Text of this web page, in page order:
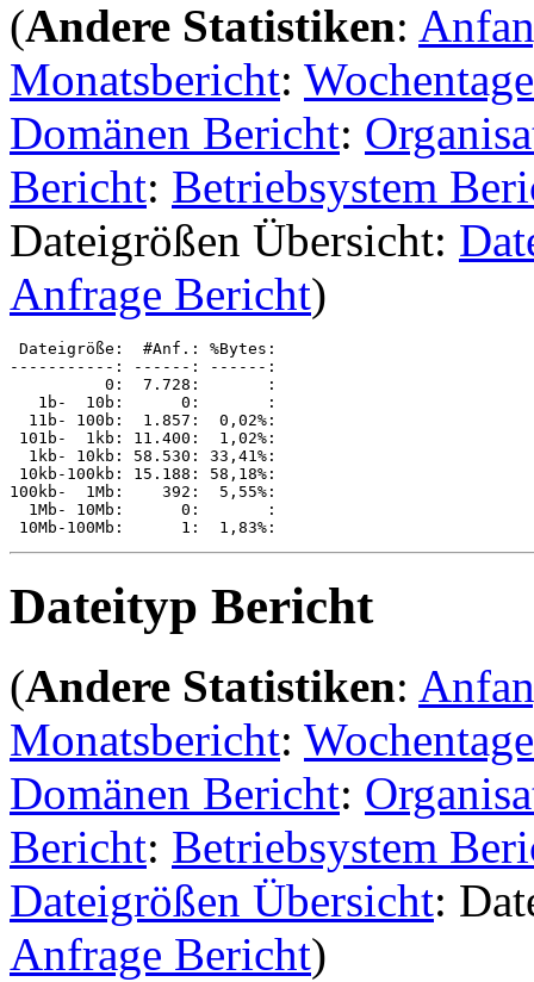
(Andere Statistiken:
Monatsbericht:
Domänen Bericht:
Bericht: Betriebsystem
Dateigrößen Übersicht:
Anfrage Bericht)
Dateigröße:  #Anf.: %Bytes:
-----------: ------: ------:
          0:  7.728:       :
   1b-  10b:      0:       :
  11b- 100b:  1.857:  0,02%:
101b-  1kb: 11.400:  1,02%:
  1kb- 10kb: 58.530: 33,41%:
10kb-100kb: 15.188: 58,18%:
100kb-  1Mb:    392:  5,55%:
  1Mb- 10Mb:      0:       :
Dateityp Bericht
(Andere Statistiken:
Monatsbericht:
Domänen Bericht:
Bericht: Betriebsystem
Dateigrößen Übersicht:
Anfrage Bericht)